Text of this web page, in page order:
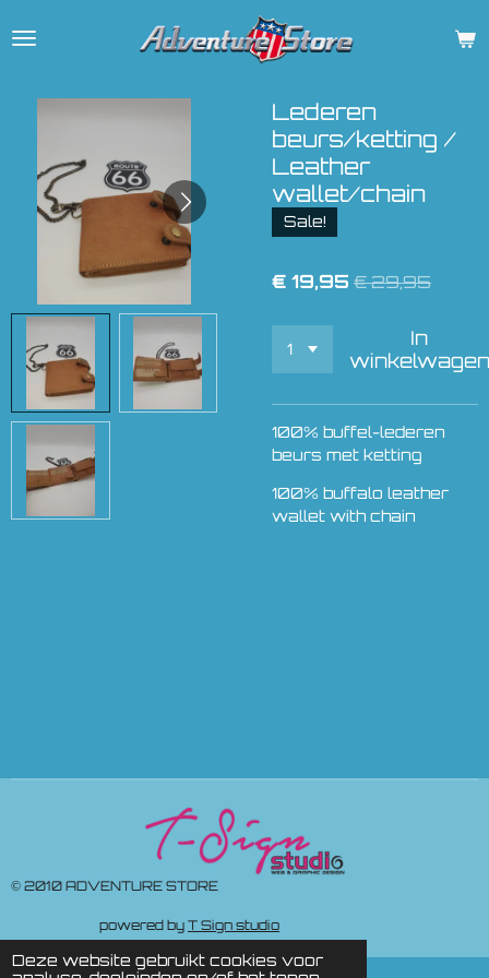
Deze website gebruikt cookies voor
direct
Lederen
beurs/ketting /
Leather
wallet/chain
Sale!
€ 19,95 € 29,95
In
winkelwagen
100% buffel-lederen
beurs met ketting
100% buffalo leather
wallet with chain
© 2010 ADVENTURE STORE
powered by T Sign studio